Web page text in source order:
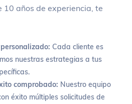
10 años de experiencia, te
Cada cliente es
nuestras estrategias a tus
comprobado: Nuestro equipo
éxito múltiples solicitudes de